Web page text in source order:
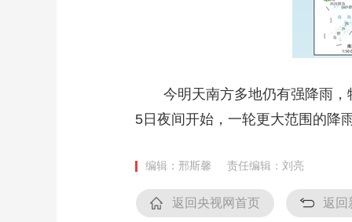
今明天南方多地仍有强降雨，
5日夜间开始，一轮更大范围的降
编辑：邢斯馨 责任编辑：刘亮
返回央视网首页 返回